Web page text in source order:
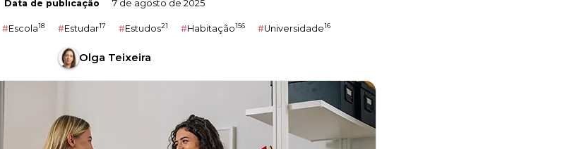
Data de publicação 7 de agosto de 2025
#Escola18 #Estudar17 #Estudos21 #Habitação156 #Universidade16
Olga Teixeira